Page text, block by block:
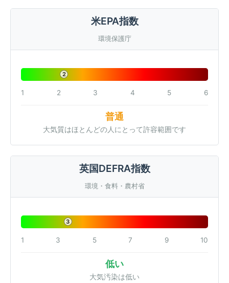
米EPA指数
環境保護庁
2
1 2 3 4 5 6
普通
大気質はほとんどの人にとって許容範囲です
英国DEFRA指数
環境・食料・農村省
3
1 3 5 7 9 10
低い
大気汚染は低い